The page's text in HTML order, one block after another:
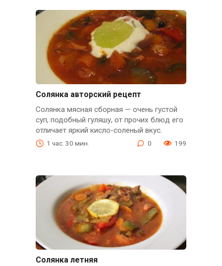
Солянка авторский рецепт
Солянка мясная сборная — очень густой
суп, подобный гуляшу, от прочих блюд его
отличает яркий кисло-соленый вкус.
1 час. 30 мин. 0 199
Солянка летняя